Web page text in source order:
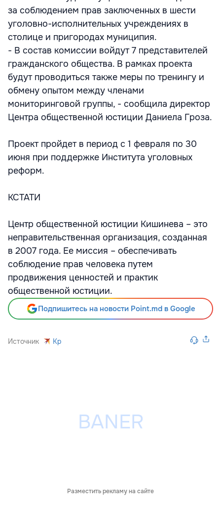
за соблюдением прав заключенных в шести
уголовно-исполнительных учреждениях в
столице и пригородах муниципия.
- В состав комиссии войдут 7 представителей
гражданского общества. В рамках проекта
будут проводиться также меры по тренингу и
обмену опытом между членами
мониторинговой группы, - сообщила директор
Центра общественной юстиции Даниела Гроза.
Проект пройдет в период с 1 февраля по 30
июня при поддержке Института уголовных
реформ.
КСТАТИ
Центр общественной юстиции Кишинева – это
неправительственная организация, созданная
в 2007 года. Ее миссия – обеспечивать
соблюдение прав человека путем
продвижения ценностей и практик
общественной юстиции.
Подпишитесь на новости Point.md в Google
Источник Kp
Разместить рекламу на сайте